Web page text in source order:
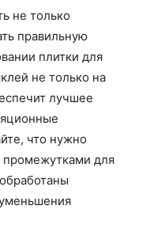
не только
правильную
плитки для
не только на
лучшее
что нужно
промежутками для